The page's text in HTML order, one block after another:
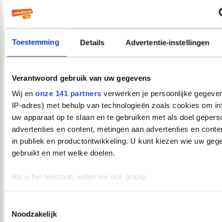
Toestemming Details Advertentie-instellingen
Verantwoord gebruik van uw gegevens
Wij en onze 141 partners verwerken je persoonlijke
IP-adres) met behulp van technologieën zoals cookies om
uw apparaat op te slaan en te gebruiken met als doel
advertenties en content, metingen aan advertenties en
in publiek en productontwikkeling. U kunt kiezen wie uw
gebruikt en met welke doelen.
Als u het toestaat, willen we ook graag:
Uw apparaat identificeren door het actief te scannen op
Noodzakelijk
Als ik morgen tijd heb, resize ik een paar foto's en upload ik
ze even.
__________________
08-12-2007, 17:39
Oooh, Junior Songfestival
Ik kijk ook en ik vind dat dat mag
08-12-2007, 17:40
Martiño
Andijvie schreef:
Oooh, Junior Songfestival
Andijvie, je daalt nu enorm in aanzien bij mij.
__________________
08-12-2007, 17:44